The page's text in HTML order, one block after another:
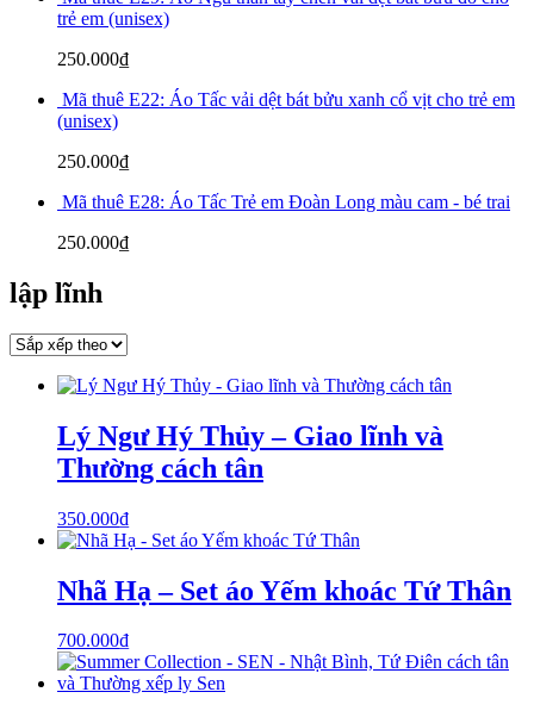
trẻ em (unisex)
250.000₫
Mã thuê E22: Áo Tấc vải dệt bát bửu xanh cổ vịt cho trẻ em
(unisex)
250.000₫
Mã thuê E28: Áo Tấc Trẻ em Đoàn Long màu cam - bé trai
250.000₫
lập lĩnh
Lý Ngư Hý Thủy – Giao lĩnh và
Thường cách tân
350.000₫
Nhã Hạ – Set áo Yếm khoác Tứ Thân
700.000₫